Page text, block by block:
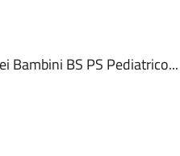
Bambini BS PS Pediatrico...